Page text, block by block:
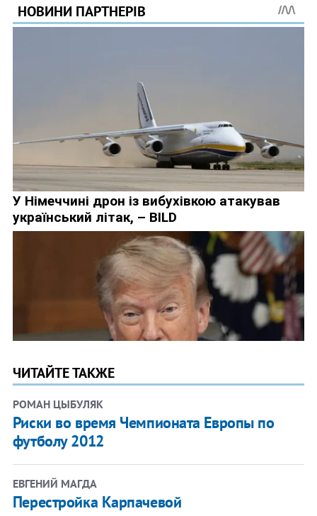
ЧИТАЙТЕ ТАКЖЕ
РОМАН ЦЫБУЛЯК
Риски во время Чемпионата Европы по
футболу 2012
ЕВГЕНИЙ МАГДА
Перестройка Карпачевой